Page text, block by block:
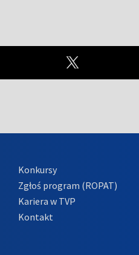
Konkursy
Zgłoś program (ROPAT)
Kariera w TVP
Kontakt